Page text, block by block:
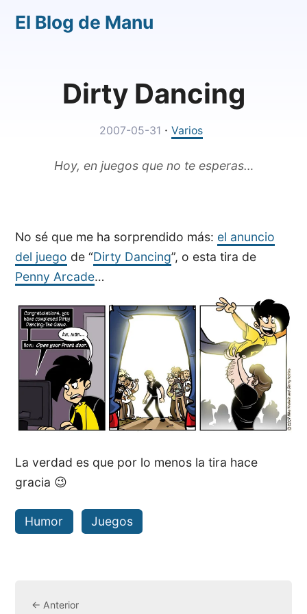
El Blog de Manu
Dirty Dancing
2007-05-31 ·Varios
Hoy, en juegos que no te esperas…
No sé que me ha sorprendido más: el anuncio
del juego de “Dirty Dancing”, o esta tira de
Penny Arcade…
La verdad es que por lo menos la tira hace
gracia 😉
Humor Juegos
← Anterior